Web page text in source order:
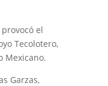
el
Tecolotero,
Mexicano.
Garzas,